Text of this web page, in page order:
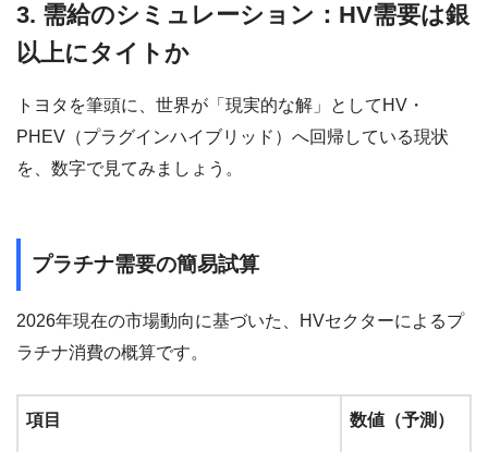
3. 需給のシミュレーション：HV需要は銀
以上にタイトか
トヨタを筆頭に、世界が「現実的な解」としてHV・
PHEV（プラグインハイブリッド）へ回帰している現状
を、数字で見てみましょう。
プラチナ需要の簡易試算
2026年現在の市場動向に基づいた、HVセクターによるプ
ラチナ消費の概算です。
項目 数値（予測）